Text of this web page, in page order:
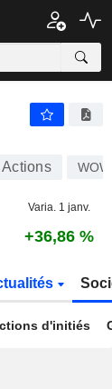
Actions WOW
Varia. 1 janv.
+36,86 %
d'initiés